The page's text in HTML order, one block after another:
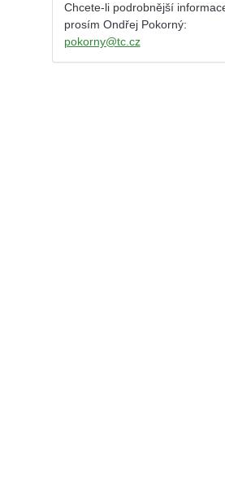
Chcete-li podrobnější
prosím Ondřej Pokorný:
pokorny@tc.cz